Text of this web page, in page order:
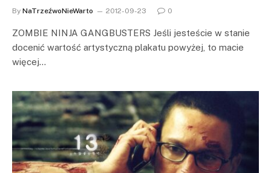
By NaTrzeźwoNieWarto 2012-09-23 0
ZOMBIE NINJA GANGBUSTERS Jeśli jesteście w stanie
docenić wartość artystyczną plakatu powyżej, to macie
więcej…